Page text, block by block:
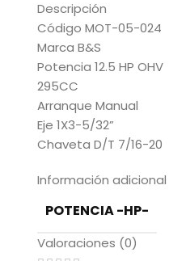
Descripción
Código MOT-05-024
Marca B&S
Potencia 12.5 HP OHV
295CC
Arranque Manual
Eje 1X3-5/32”
Chaveta D/T 7/16-20
Información adicional
POTENCIA -HP-
Valoraciones (0)